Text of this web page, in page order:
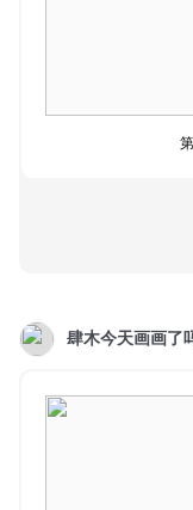
肆木今天画画了